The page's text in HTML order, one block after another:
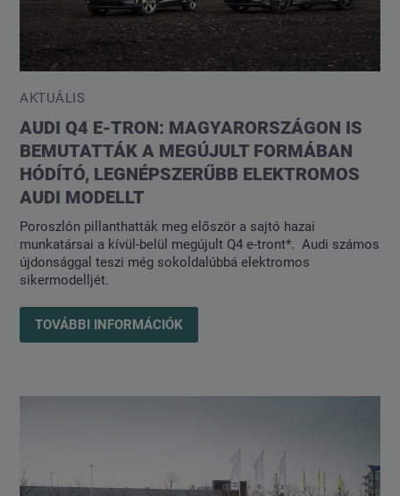
AKTUÁLIS
AUDI Q4 E-TRON: MAGYARORSZÁGON IS
BEMUTATTÁK A MEGÚJULT FORMÁBAN
HÓDÍTÓ, LEGNÉPSZERŰBB ELEKTROMOS
AUDI MODELLT
Poroszlón pillanthatták meg először a sajtó hazai
munkatársai a kívül-belül megújult Q4 e-tront*. Audi számos
újdonsággal teszi még sokoldalúbbá elektromos
sikermodelljét.
TOVÁBBI INFORMÁCIÓK